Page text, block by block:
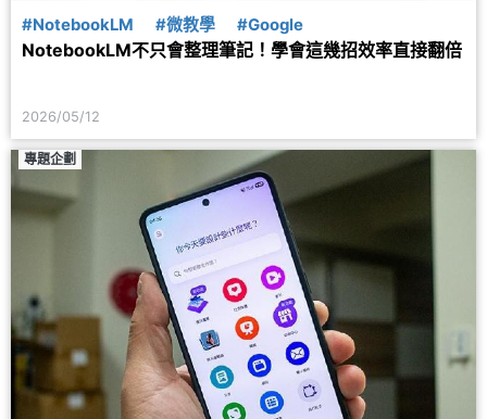
#NotebookLM #微教學 #Google
NotebookLM不只會整理筆記！學會這幾招效率直接翻倍
2026/05/12
專題企劃